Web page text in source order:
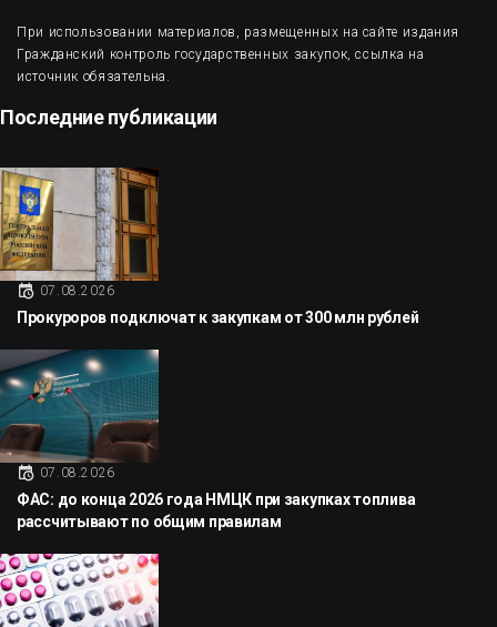
При использовании материалов, размещенных на сайте издания
Гражданский контроль государственных закупок, ссылка на
источник обязательна.
Последние публикации
07.08.2026
Прокуроров подключат к закупкам от 300 млн рублей
07.08.2026
ФАС: до конца 2026 года НМЦК при закупках топлива
рассчитывают по общим правилам